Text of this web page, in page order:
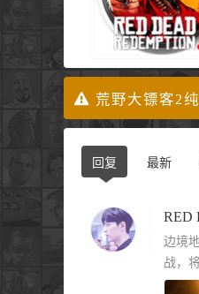
荒野大镖客2
回复 最新
边境
战，